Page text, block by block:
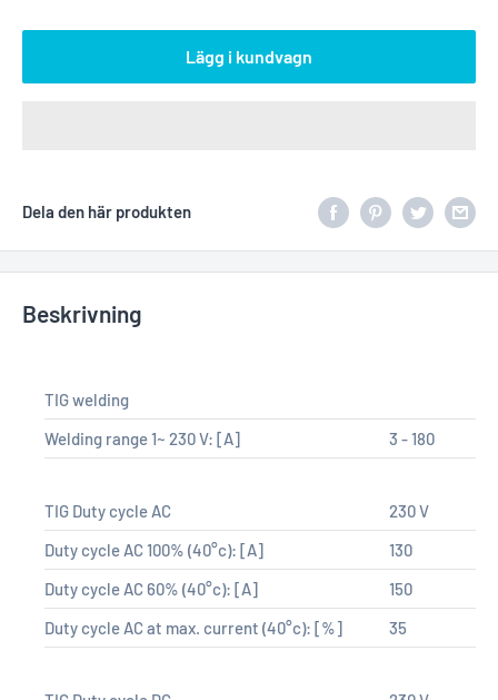
Lägg i kundvagn
Dela den här produkten
Beskrivning
TIG welding
Welding range 1~ 230 V: [A] 3 - 180
TIG Duty cycle AC
230 V
Duty cycle AC 100% (40°c): [A]
130
Duty cycle AC 60% (40°c): [A]
150
Duty cycle AC at max. current (40°c): [%] 35